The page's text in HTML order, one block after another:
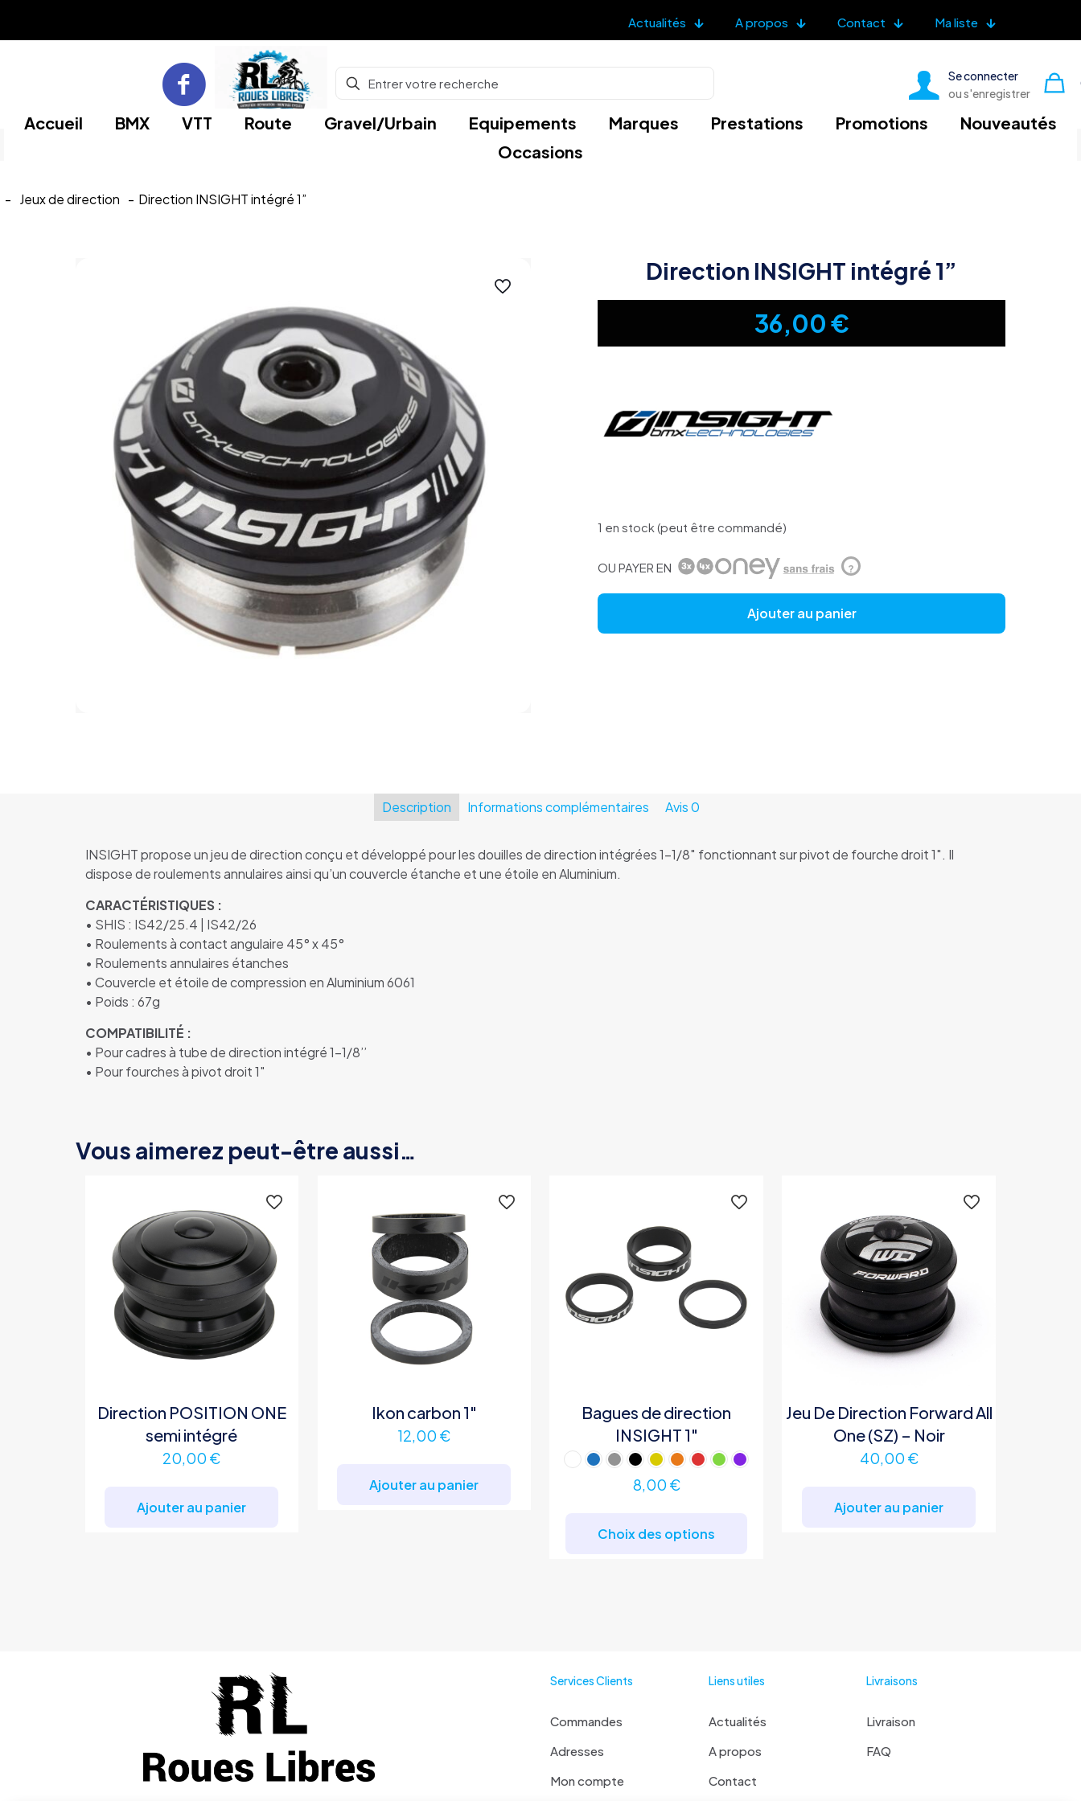
Actualités A propos Contact Ma liste
Se connecter
ou s'enregistrer
Accueil BMX VTT Route Gravel/Urbain Equipements Marques Prestations Promotions
Nouveautés
Occasions
- Jeux de direction - Direction INSIGHT intégré 1”
Direction INSIGHT intégré 1”
36,00€
1 en stock (peut être commandé)
OU PAYER EN ?
Ajouter au panier
Description Informations complémentaires Avis0
INSIGHT propose un jeu de direction conçu et développé pour les douilles de direction intégrées 1-1/8″ fonctionnant sur pivot de fourche droit 1″. Il
dispose de roulements annulaires ainsi qu’un couvercle étanche et une étoile en Aluminium.
CARACTÉRISTIQUES :
• SHIS : IS42/25.4 | IS42/26
• Roulements à contact angulaire 45° x 45°
• Roulements annulaires étanches
• Couvercle et étoile de compression en Aluminium 6061
• Poids : 67g
COMPATIBILITÉ :
• Pour cadres à tube de direction intégré 1-1/8’’
• Pour fourches à pivot droit 1″
Vous aimerez peut-être aussi…
Direction POSITION ONE
semi intégré
20,00 €
Ajouter au panier
Ikon carbon 1″
12,00 €
Ajouter au panier
Bagues de direction
INSIGHT 1″
8,00 €
Choix des options
choisies
la
du
produit
Jeu De Direction Forward All
One (SZ) – Noir
40,00 €
Ajouter au panier
Services Clients
Commandes
Adresses
Mon compte
Liens utiles
Actualités
A propos
Contact
Livraisons
Livraison
FAQ